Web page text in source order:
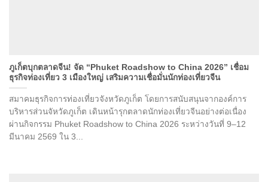
ภูเก็ตบุกตลาดจีน! จัด “Phuket Roadshow to China 2026” เชื่อม
ธุรกิจท่องเที่ยว 3 เมืองใหญ่ เสริมความเชื่อมั่นนักท่องเที่ยวจีน
สมาคมธุรกิจการท่องเที่ยวจังหวัดภูเก็ต โดยการสนับสนุนจากองค์การ
บริหารส่วนจัหวัดภูเก็ต เดินหน้ารุกตลาดนักท่องเที่ยวจีนอย่างต่อเนื่อง
ผ่านกิจกรรม Phuket Roadshow to China 2026 ระหว่างวันที่ 9–12
มีนาคม 2569 ใน 3...